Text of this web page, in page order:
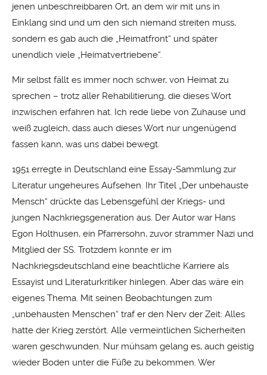
jenen unbeschreibbaren Ort, an dem wir mit uns in
Einklang sind und um den sich niemand streiten muss,
sondern es gab auch die „Heimatfront“ und später
unendlich viele „Heimatvertriebene“.
Mir selbst fällt es immer noch schwer, von Heimat zu
sprechen – trotz aller Rehabilitierung, die dieses Wort
inzwischen erfahren hat. Ich rede liebe von Zuhause und
weiß zugleich, dass auch dieses Wort nur ungenügend
fassen kann, was uns dabei bewegt.
1951 erregte in Deutschland eine Essay-Sammlung zur
Literatur ungeheures Aufsehen. Ihr Titel „Der unbehauste
Mensch“ drückte das Lebensgefühl der Kriegs- und
jungen Nachkriegsgeneration aus. Der Autor war Hans
Egon Holthusen, ein Pfarrersohn, zuvor strammer Nazi und
Mitglied der SS. Trotzdem konnte er im
Nachkriegsdeutschland eine beachtliche Karriere als
Essayist und Literaturkritiker hinlegen. Aber das wäre ein
eigenes Thema. Mit seinen Beobachtungen zum
„unbehausten Menschen“ traf er den Nerv der Zeit: Alles
hatte der Krieg zerstört. Alle vermeintlichen Sicherheiten
waren geschwunden. Nur mühsam gelang es, auch geistig
wieder Boden unter die Füße zu bekommen. Wer